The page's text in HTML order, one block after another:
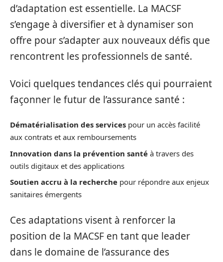
d’adaptation est essentielle. La MACSF
s’engage à diversifier et à dynamiser son
offre pour s’adapter aux nouveaux défis que
rencontrent les professionnels de santé.
Voici quelques tendances clés qui pourraient
façonner le futur de l’assurance santé :
Dématérialisation des services pour un accès facilité
aux contrats et aux remboursements
Innovation dans la prévention santé à travers des
outils digitaux et des applications
Soutien accru à la recherche pour répondre aux enjeux
sanitaires émergents
Ces adaptations visent à renforcer la
position de la MACSF en tant que leader
dans le domaine de l’assurance des